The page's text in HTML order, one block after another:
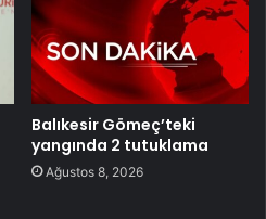
Balıkesir Gömeç’teki
yangında 2 tutuklama
Ağustos 8, 2026